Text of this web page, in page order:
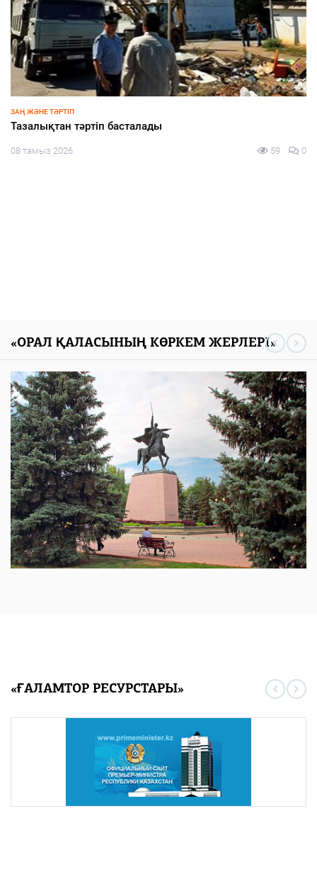
ЗАҢ ЖӘНЕ ТӘРТІП
Тәртіп пен талап тоғысқан алаң
08 тамыз 2026 62 0
«ОРАЛ ҚАЛАСЫНЫҢ КӨРКЕМ ЖЕРЛЕРІ»
«ҒАЛАМТОР РЕСУРСТАРЫ»